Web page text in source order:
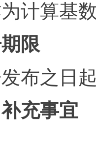
计算基
限
布之日
充事宜